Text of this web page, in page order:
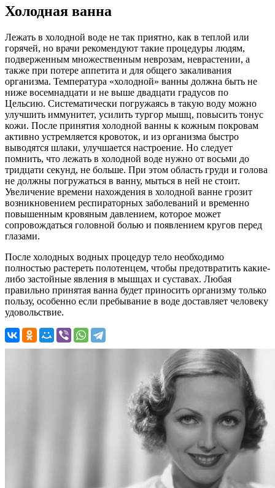
Холодная ванна
Лежать в холодной воде не так приятно, как в теплой или
горячей, но врачи рекомендуют такие процедуры людям,
подверженным множественным неврозам, неврастении, а
также при потере аппетита и для общего закаливания
организма. Температура «холодной» ванны должна быть не
ниже восемнадцати и не выше двадцати градусов по
Цельсию. Систематически погружаясь в такую воду можно
улучшить иммунитет, усилить тургор мышц, повысить тонус
кожи. После принятия холодной ванны к кожным покровам
активно устремляется кровоток, и из организма быстро
выводятся шлаки, улучшается настроение. Но следует
помнить, что лежать в холодной воде нужно от восьми до
тридцати секунд, не больше. При этом область груди и голова
не должны погружаться в ванну, мыться в ней не стоит.
Увеличение времени нахождения в холодной ванне грозит
возникновением респираторных заболеваний и временно
повышенным кровяным давлением, которое может
сопровождаться головной болью и появлением кругов перед
глазами.
После холодных водных процедур тело необходимо
полностью растереть полотенцем, чтобы предотвратить какие-
либо застойные явления в мышцах и суставах. Любая
правильно принятая ванна будет приносить организму только
пользу, особенно если пребывание в воде доставляет человеку
удовольствие.